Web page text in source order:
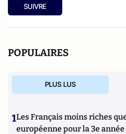
SUIVRE
POPULAIRES
PLUS LUS
1Les Français moins riches
européenne pour la 3e